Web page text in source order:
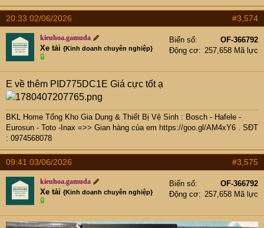
20:33 02/06/2026 #3,574
kieuhoa.gamuda
Xe tải {Kinh doanh chuyên nghiệp}
Biển số
OF-366792
Động cơ
257,658 Mã lực
E về thêm PID775DC1E Giá cực tốt ạ
BKL Home Tổng Kho Gia Dụng & Thiết Bị Vệ Sinh : Bosch - Hafele -
Eurosun - Toto -Inax =>> Gian hàng của em https://goo.gl/AM4xY6 . SĐT
: 0974568078
09:41 03/06/2026 #3,575
kieuhoa.gamuda
Xe tải {Kinh doanh chuyên nghiệp}
Biển số
OF-366792
Động cơ
257,658 Mã lực